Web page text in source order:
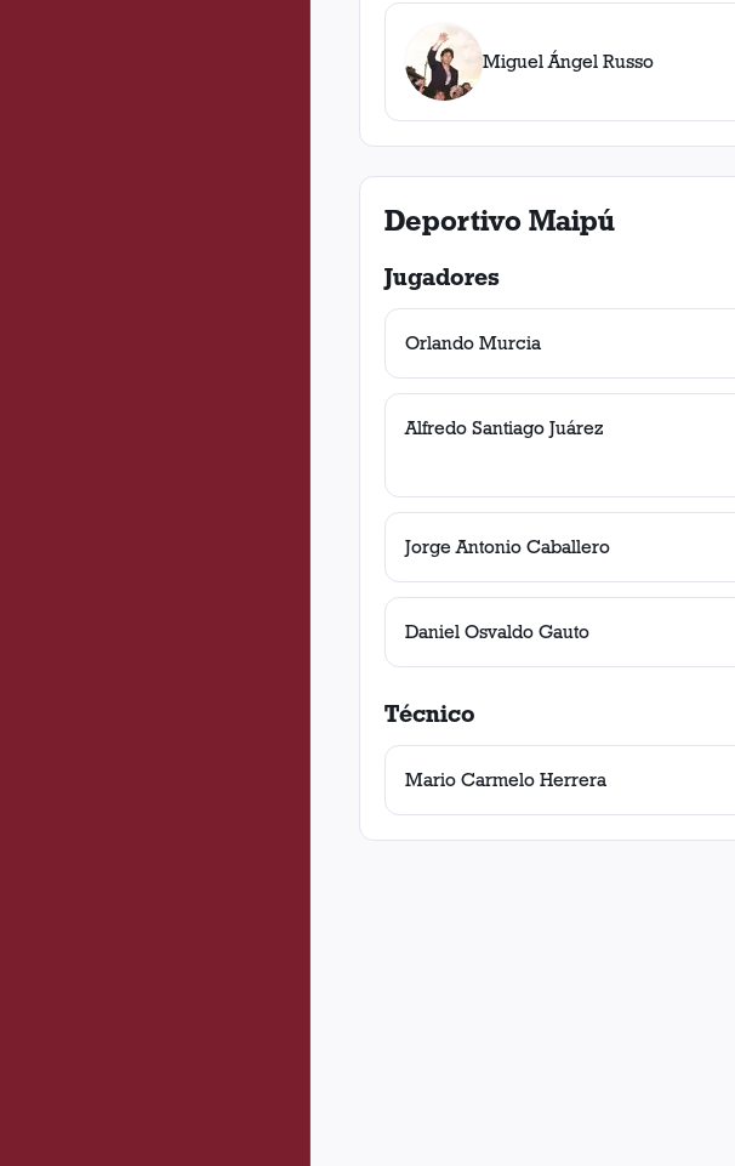
Miguel Ángel Russo
Deportivo Maipú
Jugadores
Orlando Murcia
Alfredo Santiago Juárez
Jorge Antonio Caballero
Daniel Osvaldo Gauto
Técnico
Mario Carmelo Herrera